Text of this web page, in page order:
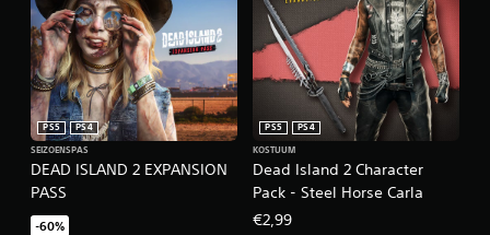
DEAD ISLAND 2 EXPANSION
PASS
PS5
PS4
SEIZOENSPAS
-60%
Dead Island 2 Character
Pack - Steel Horse Carla
PS5
PS4
KOSTUUM
€2,99